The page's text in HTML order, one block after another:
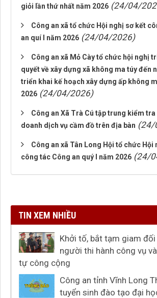
giỏi lần thứ nhất năm 2026 (24/04/
Công an xã tổ chức Hội nghị sơ kết
an quí I năm 2026 (24/04/2026)
Công an xã Mỏ Cày tổ chức hội nghị
quyết về xây dựng xã không ma túy đến
triển khai kế hoạch xây dựng ấp không
2026 (24/04/2026)
Công an Xã Trà Cú tập trung kiểm
doanh dịch vụ cầm đồ trên địa bàn (24/
Công an xã Tân Long Hội tổ chức Hội
công tác Công an quý I năm 2026 (24/
TIN XEM NHIỀU
Khởi tố, bắt tạm giam
người thi hành công vụ
tự công cộng
Công an tỉnh Vĩnh Long
tuyển sinh đào tạo đại